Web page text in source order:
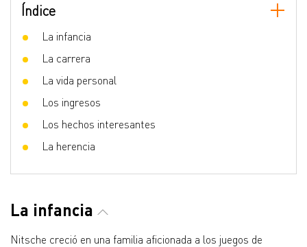
Índice
La infancia
La carrera
La vida personal
Los ingresos
Los hechos interesantes
La herencia
La infancia
Nitsche creció en una familia aficionada a los juegos de